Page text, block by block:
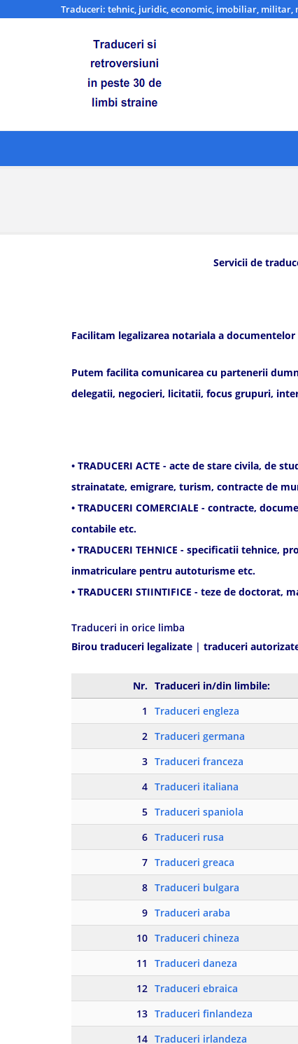
Traduceri: tehnic, juridic, economic, imobiliar,
Servicii de
Facilitam legalizarea notariala a
Putem facilita comunicarea cu partenerii
delegatii, negocieri, licitatii, focus grupuri,
• TRADUCERI ACTE - acte de stare civila,
strainatate, emigrare, turism, contracte de
• TRADUCERI COMERCIALE - contracte,
contabile etc.
• TRADUCERI TEHNICE - specificatii
inmatriculare pentru autoturisme etc.
• TRADUCERI STIINTIFICE - teze de
Traduceri in orice limba
Birou traduceri legalizate | traduceri
Nr. Traduceri in/din limbile:
1
Traduceri engleza
2 Traduceri germana
3 Traduceri franceza
4 Traduceri italiana
5 Traduceri spaniola
6 Traduceri rusa
7 Traduceri greaca
8 Traduceri bulgara
9 Traduceri araba
10 Traduceri chineza
11
Traduceri daneza
12 Traduceri ebraica
13 Traduceri finlandeza
14 Traduceri irlandeza